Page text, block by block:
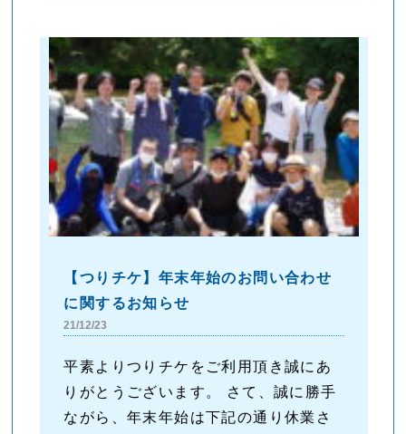
【つりチケ】年末年始のお問い合わせ
に関するお知らせ
21/12/23
平素よりつりチケをご利用頂き誠にあ
りがとうございます。 さて、誠に勝手
ながら、年末年始は下記の通り休業さ